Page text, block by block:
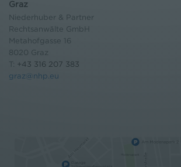
Graz
Niederhuber & Partner
Rechtsanwälte GmbH
Metahofgasse 16
8020 Graz
T: +43 316 207 383
graz@nhp.eu